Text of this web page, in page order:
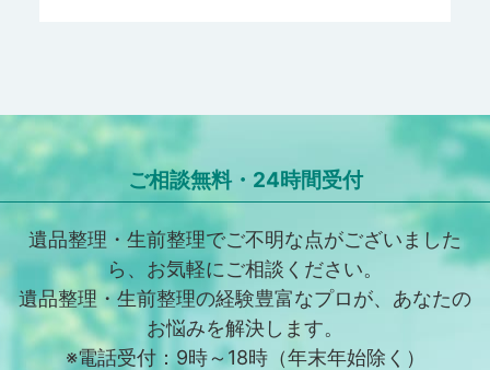
ご相談無料・24時間受付
遺品整理・生前整理でご不明な点がございました
ら、お気軽にご相談ください。
遺品整理・生前整理の経験豊富なプロが、あなたの
お悩みを解決します。
※電話受付：9時～18時（年末年始除く）